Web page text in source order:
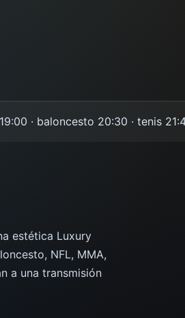
baloncesto 20:30 · tenis 21:45 ·
estética Luxury
NFL, MMA,
a una transmisión